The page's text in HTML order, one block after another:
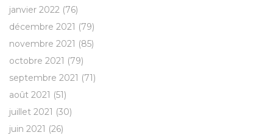
janvier 2022 (76)
décembre 2021 (79)
novembre 2021 (85)
octobre 2021 (79)
septembre 2021 (71)
août 2021 (51)
juillet 2021 (30)
juin 2021 (26)